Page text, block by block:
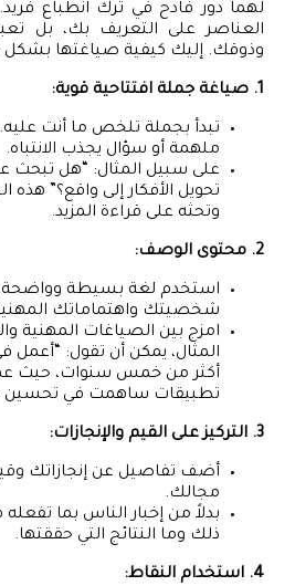
لهما دور فادح في ترك انطباع
العناصر على التعريف بك، بل
وذوقك. إليك كيفية صياغتها بشكل
1. صياغة جملة افتتاحية قوية:
تبدأ بجملة تلخص ما أنت
ملهمة أو سؤال يجذب الانتباه.
على سبيل المثال: “هل تبحث
تحويل الأفكار إلى واقع؟” هذه
وتحثه على قراءة المزيد.
2. محتوى الوصف:
استخدم لغة بسيطة
شخصيتك واهتماماتك
امزج بين الصياغات المهنية
المثال، يمكن أن تقول: “أعمل
أكثر من خمس سنوات، حيث
تطبيقات ساهمت في تحسين
3. التركيز على القيم والإنجازات:
أضف تفاصيل عن إنجازاتك
مجالك.
بدلاً من إخبار الناس بما
ذلك وما النتائج التي حققتها.
4. استخدام النقاط: